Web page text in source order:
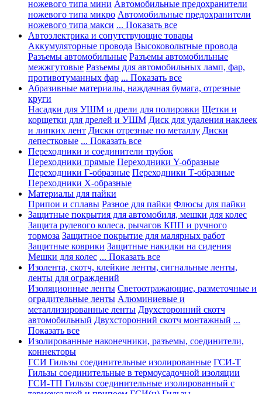
ножевого типа мини Автомобильные предохранители
ножевого типа микро Автомобильные предохранители
ножевого типа макси ... Показать все
Автоэлектрика и сопутствующие товары
Аккумуляторные провода Высоковольтные провода
Разъемы автомобильные Разъемы автомобильные
межжгутовые Разъемы для автомобильных ламп, фар,
противотуманных фар ... Показать все
Абразивные материалы, наждачная бумага, отрезные
круги
Насадки для УШМ и дрели для полировки Щетки и
корщетки для дрелей и УШМ Диск для удаления наклеек
и липких лент Диски отрезные по металлу Диски
лепестковые ... Показать все
Переходники и соединители трубок
Переходники прямые Переходники Y-образные
Переходники Г-образные Переходники Т-образные
Переходники Х-образные
Материалы для пайки
Припои и сплавы Разное для пайки Флюсы для пайки
Защитные покрытия для автомобиля, мешки для колес
Защита рулевого колеса, рычагов КПП и ручного
тормоза Защитное покрытие для малярных работ
Защитные коврики Защитные накидки на сидения
Мешки для колес ... Показать все
Изолента, скотч, клейкие ленты, сигнальные ленты,
ленты для ограждений
Изоляционные ленты Светоотражающие, разметочные и
оградительные ленты Алюминиевые и
металлизированные ленты Двухсторонний скотч
автомобильный Двухсторонний скотч монтажный ...
Показать все
Изолированные наконечники, разъемы, соединители,
коннекторы
ГСИ Гильзы соединительные изолированные ГСИ-Т
Гильзы соединительные в термоусадочной изоляции
ГСИ-ТП Гильзы соединительные изолированный с